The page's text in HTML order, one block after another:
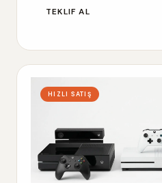
TEKLIF AL
HIZLI SATIŞ